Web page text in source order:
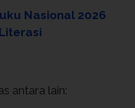
Nasional 2026
antara lain: